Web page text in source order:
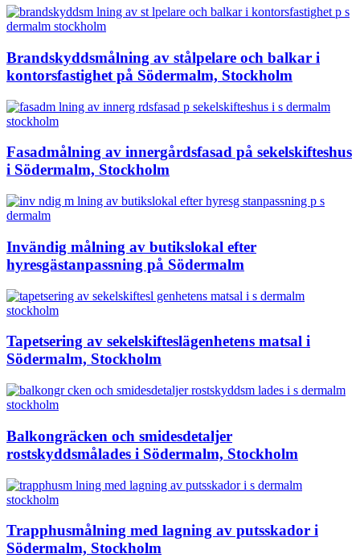
Brandskyddsmålning av stålpelare och balkar i
kontorsfastighet på Södermalm, Stockholm
Fasadmålning av innergårdsfasad på sekelskifteshus
i Södermalm, Stockholm
Invändig målning av butikslokal efter
hyresgästanpassning på Södermalm
Tapetsering av sekelskifteslägenhetens matsal i
Södermalm, Stockholm
Balkongräcken och smidesdetaljer
rostskyddsmålades i Södermalm, Stockholm
Trapphusmålning med lagning av putsskador i
Södermalm, Stockholm